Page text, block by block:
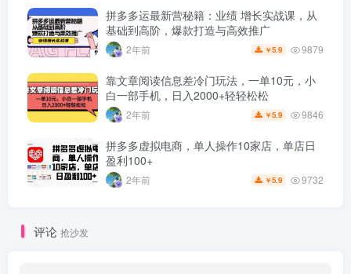
拼多多运最新营秘籍：业绩 增长实战课，从
基础到高阶，爆款打造与高效推广
2年前 ￥5.9 9879
靠文章阅读信息差冷门玩法，一单10元，小
白一部手机，日入2000+轻轻松松
2年前 ￥5.9 9846
拼多多虚拟电商，单人操作10家店，单店日
盈利100+
2年前 ￥5.9 9732
评论 抢沙发